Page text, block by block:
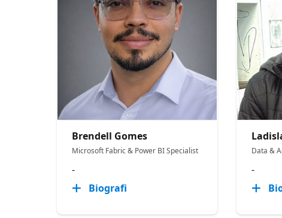
Brendell Gomes
Microsoft Fabric & Power BI Specialist
-
Biografi
Data &
-